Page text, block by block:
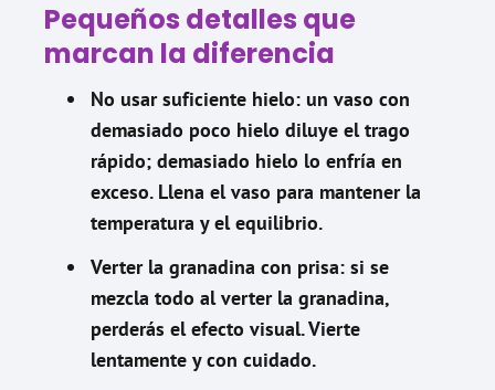
Pequeños detalles que
marcan la diferencia
No usar suficiente hielo: un vaso con
demasiado poco hielo diluye el trago
rápido; demasiado hielo lo enfría en
exceso. Llena el vaso para mantener la
temperatura y el equilibrio.
Verter la granadina con prisa: si se
mezcla todo al verter la granadina,
perderás el efecto visual. Vierte
lentamente y con cuidado.